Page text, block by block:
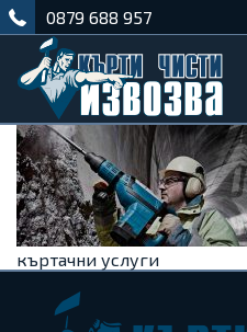
0879 688 957
къртачни услуги